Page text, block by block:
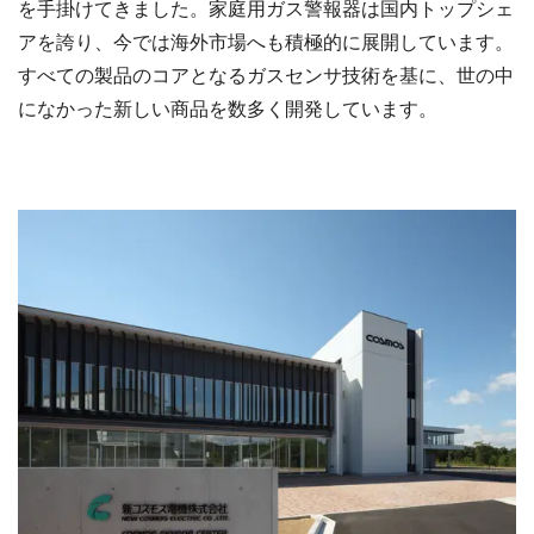
を手掛けてきました。家庭用ガス警報器は国内トップシェ
アを誇り、今では海外市場へも積極的に展開しています。
すべての製品のコアとなるガスセンサ技術を基に、世の中
になかった新しい商品を数多く開発しています。